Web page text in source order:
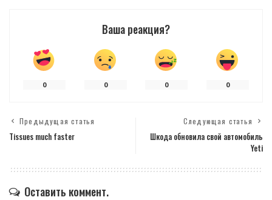
Ваша реакция?
0 0 0 0
Предыдущая статья
Tissues much faster
Следующая статья
Шкода обновила свой автомобиль
Yeti
Оставить коммент.